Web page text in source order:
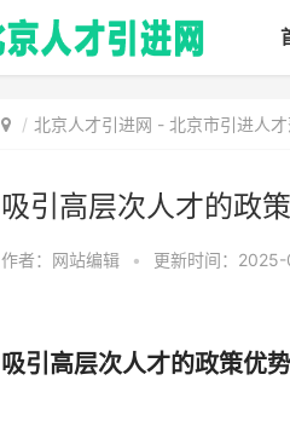
北京人才引进网 - 北京市引进人
吸引高层次人才的政
作者：网站编辑 • 更新时间：
吸引高层次人才的政策优势